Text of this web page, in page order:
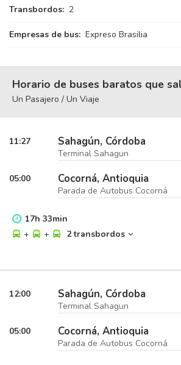
Transbordos: 2
Empresas de bus: Expreso Brasilia
Horario de buses baratos que
Un Pasajero / Un Viaje
11:27 Sahagún, Córdoba
Terminal Sahagun
05:00 Cocorná, Antioquia
Parada de Autobus Cocorná
17h 33min
+
+ 2 transbordos
12:00 Sahagún, Córdoba
Terminal Sahagun
05:00 Cocorná, Antioquia
Parada de Autobus Cocorná